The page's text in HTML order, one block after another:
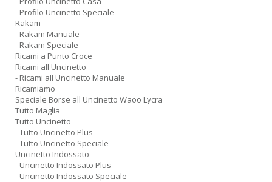
- Profilo Uncinetto Speciale
Rakam
- Rakam Manuale
- Rakam Speciale
Ricami a Punto Croce
Ricami all Uncinetto
- Ricami all Uncinetto Manuale
Ricamiamo
Speciale Borse all Uncinetto Waoo Lycra
Tutto Maglia
Tutto Uncinetto
- Tutto Uncinetto Plus
- Tutto Uncinetto Speciale
Uncinetto Indossato
- Uncinetto Indossato Plus
- Uncinetto Indossato Speciale